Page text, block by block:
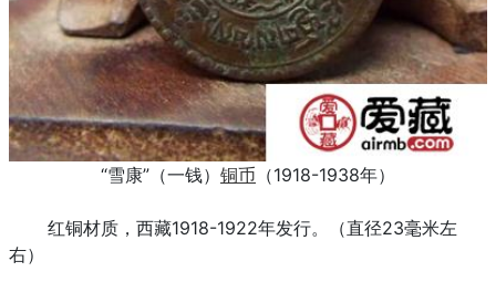
“雪康”（一钱） 铜币 （1918-1938年）
红铜材质，西藏1918-1922年发行。（直径23毫米左
右）